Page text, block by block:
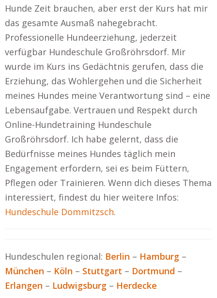
Hunde Zeit brauchen, aber erst der Kurs hat mir
das gesamte Ausmaß nahegebracht.
Professionelle Hundeerziehung, jederzeit
verfügbar Hundeschule Großröhrsdorf. Mir
wurde im Kurs ins Gedächtnis gerufen, dass die
Erziehung, das Wohlergehen und die Sicherheit
meines Hundes meine Verantwortung sind – eine
Lebensaufgabe. Vertrauen und Respekt durch
Online-Hundetraining Hundeschule
Großröhrsdorf. Ich habe gelernt, dass die
Bedürfnisse meines Hundes täglich mein
Engagement erfordern, sei es beim Füttern,
Pflegen oder Trainieren. Wenn dich dieses Thema
interessiert, findest du hier weitere Infos:
Hundeschule Dommitzsch.
Hundeschulen regional: Berlin – Hamburg –
München – Köln – Stuttgart – Dortmund –
Erlangen – Ludwigsburg – Herdecke